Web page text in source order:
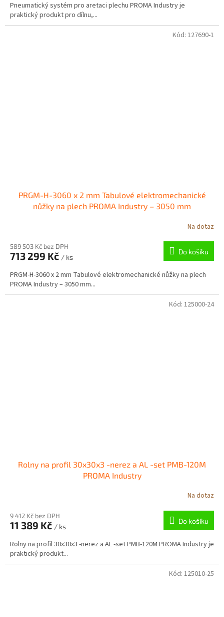
Pneumatický systém pro aretaci plechu PROMA Industry je
praktický produkt pro dílnu,...
PRGM-H-3060 x 2 mm Tabulové elektromechanické
nůžky na plech PROMA Industry – 3050 mm
Na dotaz
589 503 Kč bez DPH
713 299 Kč / ks
Do košíku
PRGM-H-3060 x 2 mm Tabulové elektromechanické nůžky na plech
PROMA Industry – 3050 mm...
Kód: 127690-1
Rolny na profil 30x30x3 -nerez a AL -set PMB-120M
PROMA Industry
Na dotaz
9 412 Kč bez DPH
11 389 Kč / ks
Do košíku
Rolny na profil 30x30x3 -nerez a AL -set PMB-120M PROMA Industry je
praktický produkt...
Kód: 125000-24
Kód: 125010-25